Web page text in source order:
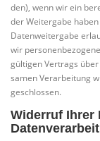
den), wenn wir ein
der Wei­ter­ga­be
Daten­wei­ter­ga­be
wir
gül­ti­gen Ver­trags
sa­men Ver­ar­bei­tung
geschlossen.
Widerruf Ihrer